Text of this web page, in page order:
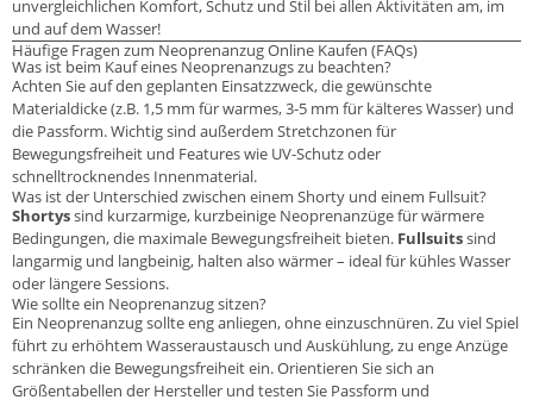
unvergleichlichen Komfort, Schutz und Stil bei allen Aktivitäten am, im
und auf dem Wasser!
Häufige Fragen zum Neoprenanzug Online Kaufen (FAQs)
Was ist beim Kauf eines Neoprenanzugs zu beachten?
Achten Sie auf den geplanten Einsatzzweck, die gewünschte
Materialdicke (z.B. 1,5 mm für warmes, 3-5 mm für kälteres Wasser) und
die Passform. Wichtig sind außerdem Stretchzonen für
Bewegungsfreiheit und Features wie UV-Schutz oder
schnelltrocknendes Innenmaterial.
Was ist der Unterschied zwischen einem Shorty und einem Fullsuit?
Shortyssind kurzarmige, kurzbeinige Neoprenanzüge für wärmere
Bedingungen, die maximale Bewegungsfreiheit bieten. Fullsuitssind
langarmig und langbeinig, halten also wärmer – ideal für kühles Wasser
oder längere Sessions.
Wie sollte ein Neoprenanzug sitzen?
Ein Neoprenanzug sollte eng anliegen, ohne einzuschnüren. Zu viel Spiel
führt zu erhöhtem Wasseraustausch und Auskühlung, zu enge Anzüge
schränken die Bewegungsfreiheit ein. Orientieren Sie sich an
Größentabellen der Hersteller und testen Sie Passform und